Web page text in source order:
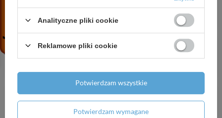
podtynkowa, Złoty Optyczny Polerowany
3 908,08 zł / szt.
HG Xelu Q Szafka pod umywalkę nablatową z 2
szufladami 780/550, Ciemny Orzech, Kolor
uchwytów: Czarny Matowy
5 338,20 zł / szt.
AX ShowerSolutions Przyłącze sufitowe 300 mm,
kwadratowe, Czarny Chrom Szczotkowany
1 861,48 zł / szt.
Analityczne pliki cookie
Reklamowe pliki cookie
Potwierdzam wymagane
Potwierdzam wszystkie